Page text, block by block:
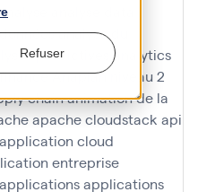
Refuser
analyse du
predictives
analytics
Anaplan niveau 2
chainanimation de la
apache cloudstack api
application cloud
entreprise
applicationsapplications